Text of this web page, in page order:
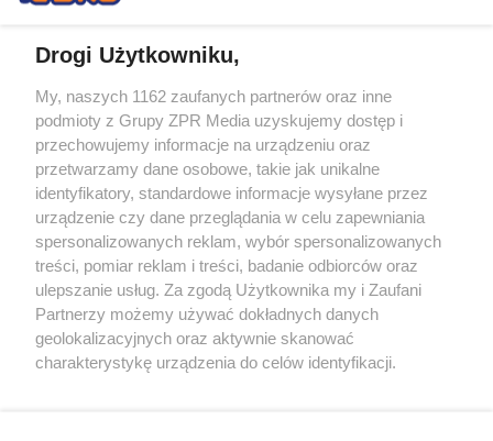
Żaden utwór zamieszczony w serwisie nie może być powielany i
rozpowszechniany lub dalej rozpowszechniany w jakikolwiek sposób (w
tym także elektroniczny lub mechaniczny) na jakimkolwiek polu
eksploatacji w jakiejkolwiek formie, włącznie z umieszczaniem w
Internecie bez pisemnej zgody właściciela praw. Jakiekolwiek użycie lub
wykorzystanie utworów w całości lub w części z naruszeniem prawa,
tzn. bez właściwej zgody, jest zabronione pod groźbą kary i może być
ścigane prawnie.
Drogi Użytkowniku,
My, naszych 1162 zaufanych partnerów oraz inne
podmioty z Grupy ZPR Media uzyskujemy dostęp i
przechowujemy informacje na urządzeniu oraz
przetwarzamy dane osobowe, takie jak unikalne
identyfikatory, standardowe informacje wysyłane przez
urządzenie czy dane przeglądania w celu zapewniania
spersonalizowanych reklam, wybór spersonalizowanych
treści, pomiar reklam i treści, badanie odbiorców oraz
ulepszanie usług. Za zgodą Użytkownika my i Zaufani
Partnerzy możemy używać dokładnych danych
geolokalizacyjnych oraz aktywnie skanować
charakterystykę urządzenia do celów identyfikacji.